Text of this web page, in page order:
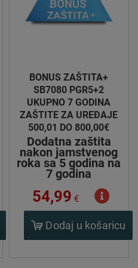
BONUS ZAŠTITA+
SB7080 PGR5+2
UKUPNO 7 GODINA
ZAŠTITE ZA UREĐAJE
500,01 DO 800,00€
Dodatna zaštita
nakon jamstvenog
roka sa 5 godina na
7 godina
54,99 €
Dodaj u košaricu